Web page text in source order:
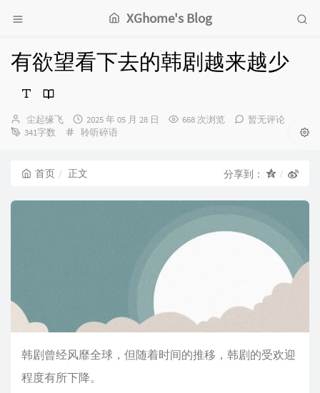
XGhome's Blog
有欲望看下去的韩剧越来越少
博
主：
尘起缘飞
发
布
2025 年 05 月 28 日 668 次浏览
暂无评论
341字数
分
聆听碎语
首页 正文 分享到：
韩剧曾经风靡全球，但随着时间的推移，韩剧的受欢迎
程度有所下降。